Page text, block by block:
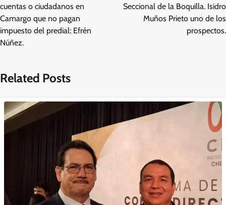
entradas
cuentas o ciudadanos en
Camargo que no pagan
impuesto del predial: Efrén
Núñez.
Seccional de la Boquilla. Isidro
Muños Prieto uno de los
prospectos.
Related Posts